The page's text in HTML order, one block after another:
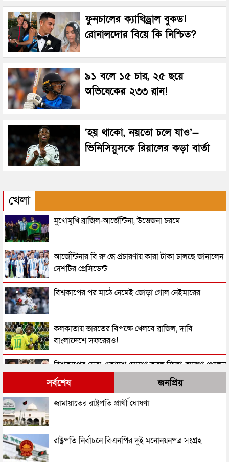
ফুনচালের ক্যাথিড্রাল বুকড!
রোনালদোর বিয়ে কি নিশ্চিত?
৯১ বলে ১৫ চার, ২৫ ছয়ে
অভিষেকের ২৩৩ রান!
‘হয় থাকো, নয়তো চলে যাও’—
ভিনিসিয়ুসকে রিয়ালের কড়া বার্তা
খেলা
মুখোমুখি ব্রাজিল-আর্জেন্টিনা, উত্তেজনা চরমে
আর্জেন্টিনার বি রু দ্ধে প্রচারণায় কারা টাকা ঢালছে জানালেন
দেশটির প্রেসিডেন্ট
বিশ্বকাপের পর মাঠে নেমেই জোড়া গোল নেইমারের
কলকাতায় ভারতের বিপক্ষে খেলবে ব্রাজিল, দাবি
বাংলাদেশে সফরেরও!
বিশ্বকাপের সেরা একাদশ ঘোষণা করল ফিফা, জায়গা পেলেন
যারা
২০২৬ বিশ্বকাপে কে কোন পুরস্কার জিতলেন
আর্জেন্টিনাকে হারিয়ে বিশ্বচ্যাম্পিয়ন স্পেন
সর্বশেষ জনপ্রিয়
জামায়াতের রাষ্ট্রপতি প্রার্থী ঘোষণা
রাষ্ট্রপতি নির্বাচনে বিএনপির দুই মনোনয়নপত্র সংগ্রহ